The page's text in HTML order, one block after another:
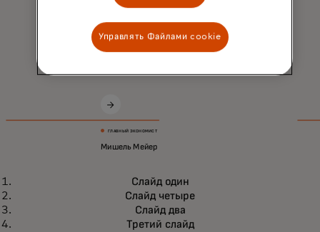
ГЛАВНЫЙ ЭКОНОМИСТ
Мишель Мейер
Слайд один
Слайд четыре
Слайд два
Третий слайд
Управлять Файлами cookie